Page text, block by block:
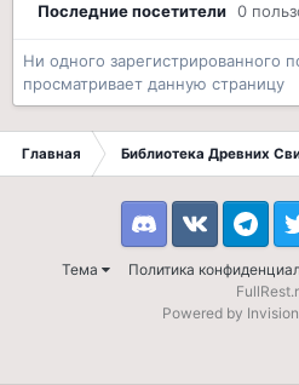
Последние посетители 0
Ни одного зарегистрированного
просматривает данную страницу
Главная Библиотека Древних
Тема Политика
DiscordVK
Powered by